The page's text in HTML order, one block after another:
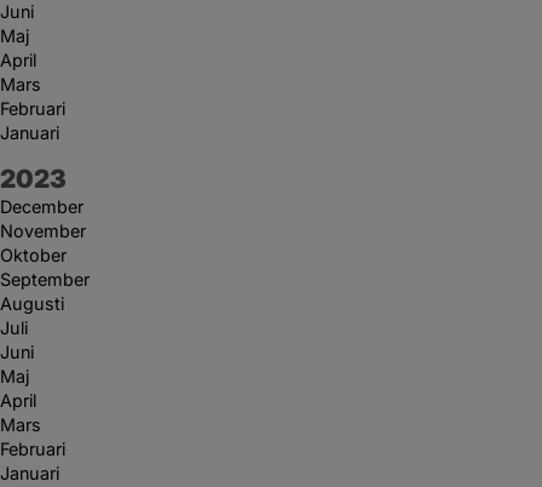
Juni
Maj
April
Mars
Februari
Januari
År:
2023
December
November
Oktober
September
Augusti
Juli
Juni
Maj
April
Mars
Februari
Januari